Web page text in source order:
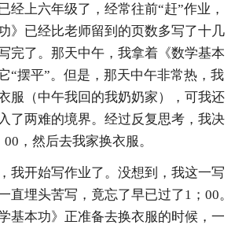
经上六年级了，经常往前“赶”作业，
》已经比老师留到的页数多写了十几
完了。那天中午，我拿着《数学基本
“摆平”。但是，那天中午非常热，我
服（中午我回的我奶奶家），可我还
了两难的境界。经过反复思考，我决
，然后去我家换衣服。
我开始写作业了。没想到，我这一写
直埋头苦写，竟忘了早已过了1；00。
基本功》正准备去换衣服的时候，一